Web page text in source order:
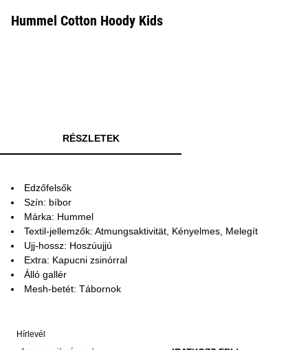
Hummel Cotton Hoody Kids
RÉSZLETEK
Edzőfelsők
Szín: bíbor
Márka: Hummel
Textil-jellemzők: Atmungsaktivität, Kényelmes, Melegít
Ujj-hossz: Hoszúujjú
Extra: Kapucni zsinórral
Álló gallér
Mesh-betét: Tábornok
Hírlevél